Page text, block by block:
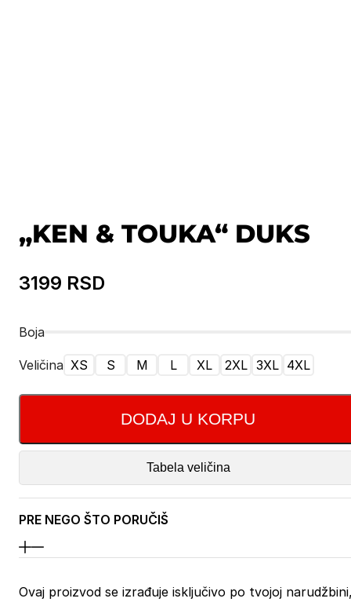
„KEN & TOUKA“ DUKS
3199 RSD
Boja
Veličina XS S M L XL 2XL 3XL 4XL
DODAJ U KORPU
Tabela veličina
PRE NEGO ŠTO PORUČIŠ
Ovaj proizvod se izrađuje isključivo po tvojoj